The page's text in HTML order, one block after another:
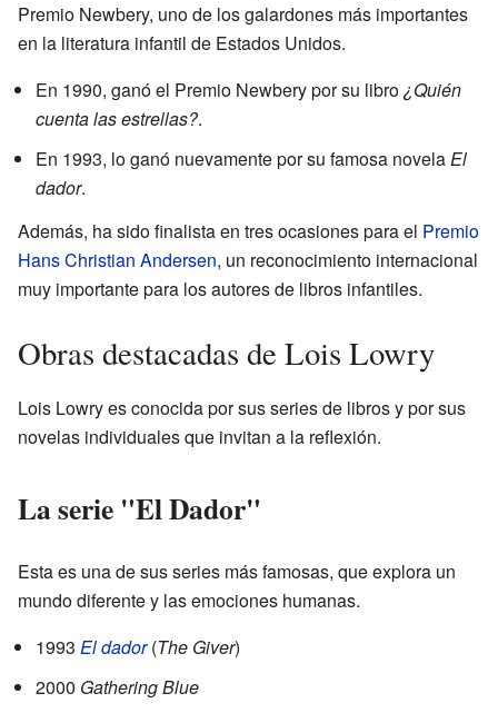
Premio Newbery, uno de los galardones más importantes
en la literatura infantil de Estados Unidos.
En 1990, ganó el Premio Newbery por su libro¿Quién
cuenta las estrellas?.
En 1993, lo ganó nuevamente por su famosa novelaEl
dador.
Además, ha sido finalista en tres ocasiones para el Premio
Hans Christian Andersen, un reconocimiento internacional
muy importante para los autores de libros infantiles.
Obras destacadas de Lois Lowry
Lois Lowry es conocida por sus series de libros y por sus
novelas individuales que invitan a la reflexión.
La serie "El Dador"
Esta es una de sus series más famosas, que explora un
mundo diferente y las emociones humanas.
1993 El dador(The Giver)
2000 Gathering Blue